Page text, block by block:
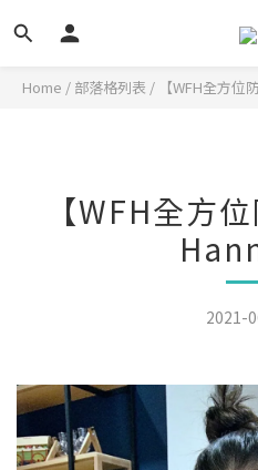
Home / 部落格列表 / 【WFH全方
【WFH全方
2021-